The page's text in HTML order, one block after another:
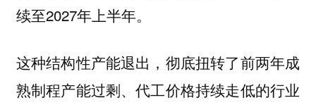
续至2027年上半年。
这种结构性产能退出，彻底扭转了前两年成
熟制程产能过剩、代工价格持续走低的行业